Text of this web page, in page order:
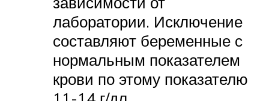
лаборатории. Исключение
составляют беременные с
нормальным показателем
крови по этому показателю